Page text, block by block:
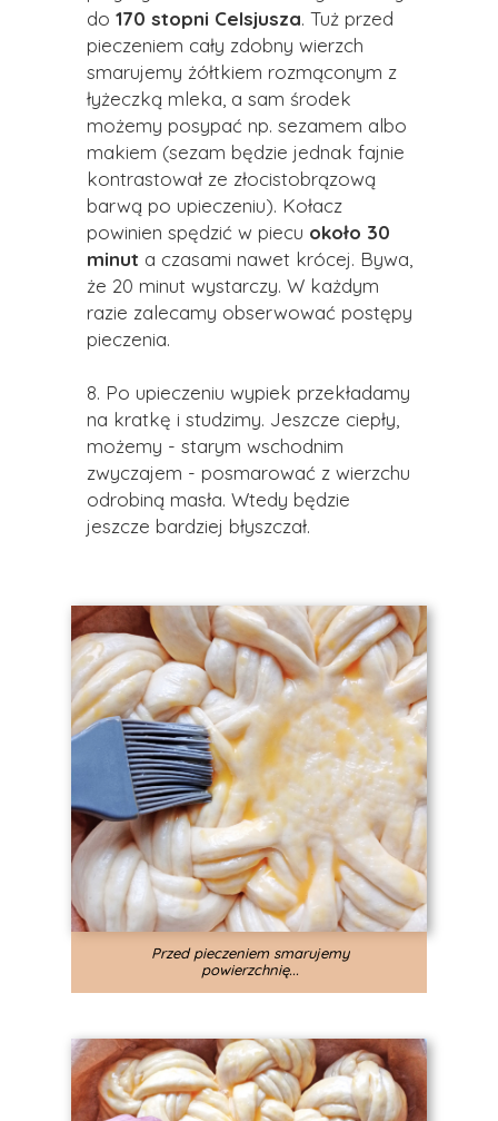
do 170 stopni Celsjusza. Tuż przed
pieczeniem cały zdobny wierzch
smarujemy żółtkiem rozmąconym z
łyżeczką mleka, a sam środek
możemy posypać np. sezamem albo
makiem (sezam będzie jednak fajnie
kontrastował ze złocistobrązową
barwą po upieczeniu). Kołacz
powinien spędzić w piecu około 30
minut a czasami nawet krócej. Bywa,
że 20 minut wystarczy. W każdym
razie zalecamy obserwować postępy
pieczenia.
8. Po upieczeniu wypiek przekładamy
na kratkę i studzimy. Jeszcze ciepły,
możemy - starym wschodnim
zwyczajem - posmarować z wierzchu
odrobiną masła. Wtedy będzie
jeszcze bardziej błyszczał.
Przed pieczeniem smarujemy
powierzchnię...